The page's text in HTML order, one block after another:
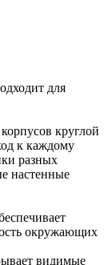
для
круглой
к каждому
разных
настенные
окружающих
видимые